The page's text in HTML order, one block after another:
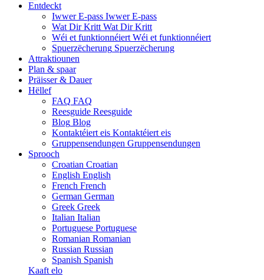
Entdeckt
Iwwer E-pass Iwwer E-pass
Wat Dir Kritt Wat Dir Kritt
Wéi et funktionnéiert Wéi et funktionnéiert
Spuerzëcherung Spuerzëcherung
Attraktiounen
Plan & spaar
Präisser & Dauer
Hëllef
FAQ FAQ
Reesguide Reesguide
Blog Blog
Kontaktéiert eis Kontaktéiert eis
Gruppensendungen Gruppensendungen
Sprooch
Croatian Croatian
English English
French French
German German
Greek Greek
Italian Italian
Portuguese Portuguese
Romanian Romanian
Russian Russian
Spanish Spanish
Kaaft elo